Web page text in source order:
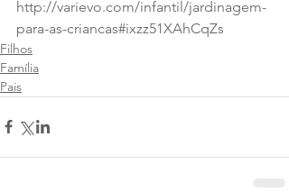
http://varievo.com/infantil/jardinagem-
para-as-criancas#ixzz51XAhCqZs
Filhos
Família
Pais